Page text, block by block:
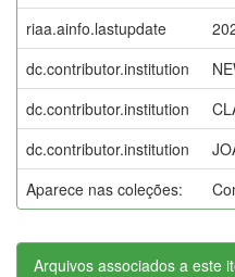
riaa.ainfo.lastupdate
dc.contributor.institution
dc.contributor.institution
dc.contributor.institution
Aparece nas coleções:
Arquivos associados a este